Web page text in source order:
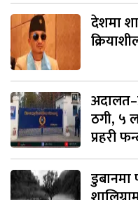
देशमा
ठगी, ५
प्रहरी
डुबानमा